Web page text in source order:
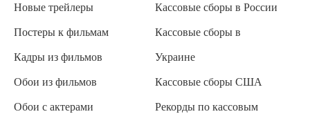
Новые трейлеры
Постеры к фильмам
Кадры из фильмов
Обои из фильмов
Обои с актерами
Кассовые сборы в России
Кассовые сборы в
Украине
Кассовые сборы США
Рекорды по кассовым